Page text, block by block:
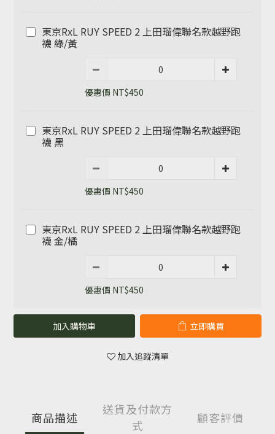
東京RxL RUY SPEED 2 上田瑠偉聯名款越野跑
襪 綠/黃
優惠價 NT$450
東京RxL RUY SPEED 2 上田瑠偉聯名款越野跑
襪 黑
優惠價 NT$450
東京RxL RUY SPEED 2 上田瑠偉聯名款越野跑
襪 金/橘
優惠價 NT$450
加入購物車 立即購買
加入追蹤清單
商品描述
送貨及付款方
式
顧客評價